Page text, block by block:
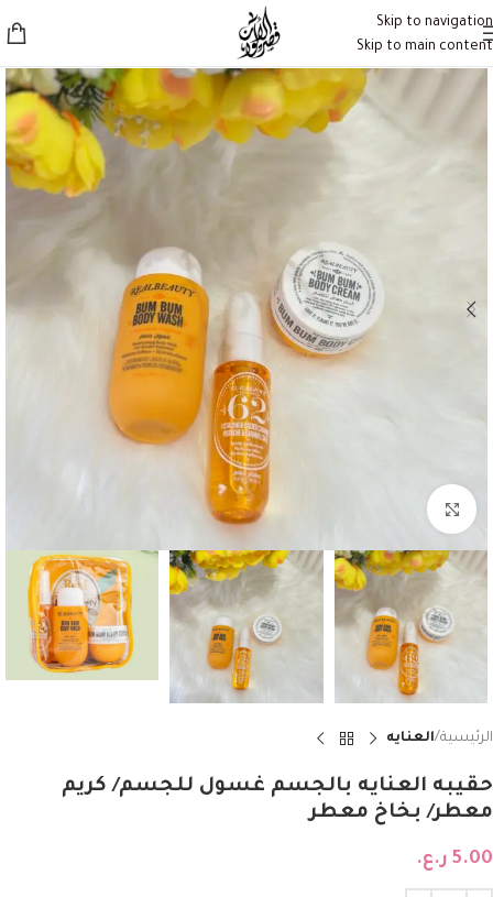
Skip to navigation
Skip to main content
الرئيسية العنايه
حقيبه العنايه بالجسم غسول للجسم/ كريم
معطر/ بخاخ معطر
5.00 ر.ع.